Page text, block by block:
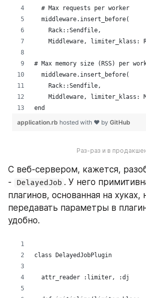
Раз-раз и в
С веб-сервером, кажется,
-
DelayedJob . У него
плагинов, основанная на хуках,
передавать параметры в
удобно.